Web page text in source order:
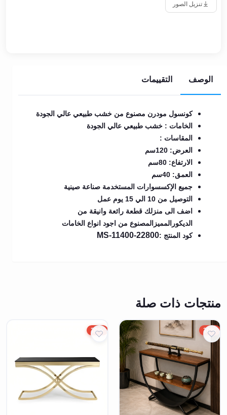
تنزيل الصور
الوصف التقييمات
كونسول مودرن مصنوع من خشب طبيعي عالي الجودة
الخامات : خشب طبيعي عالي الجودة
المقاسات :
العرض: 120سم
الارتفاع: 80سم
العمق: 40سم
جميع الإكسسوارات المستخدمة صناعة صينية
التوصيل من 10 الي 15 يوم عمل
اضف الى منزلك قطعة رائعة وانيقة من
الديكورالمميزالمصنوع من اجود انواع الخامات
كود المنتج :MS-11400-22800
منتجات ذات صلة
20%
20%